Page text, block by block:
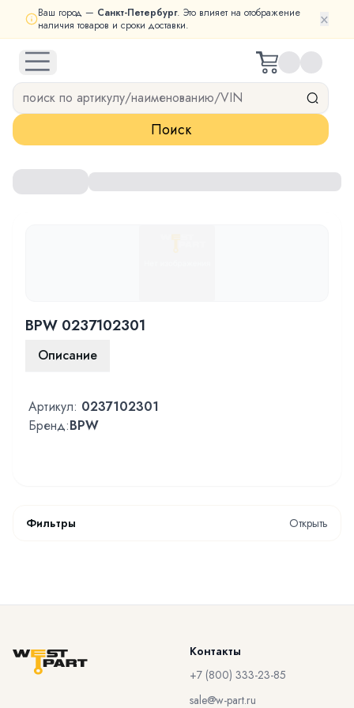
Ваш город — Санкт-Петербург. Это влияет на отображение
наличия товаров и сроки доставки.
×
open navigation menu
Поиск
BPW 0237102301
Описание
Артикул: 0237102301
Бренд:BPW
Фильтры Открыть
Контакты
+7 (800) 333-23-85
sale@w-part.ru